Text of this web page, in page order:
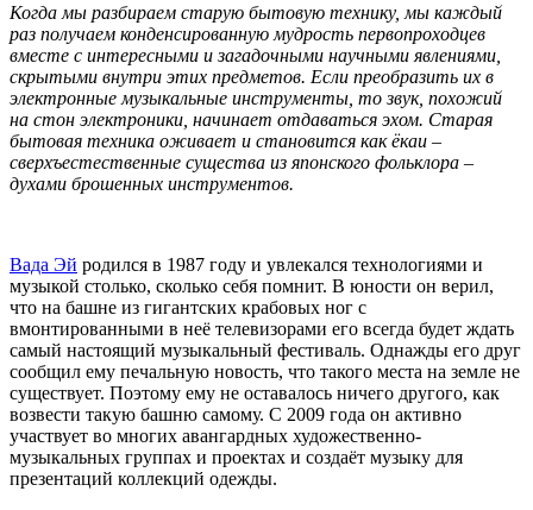
Когда мы разбираем старую бытовую технику, мы каждый
раз получаем конденсированную мудрость первопроходцев
вместе с интересными и загадочными научными явлениями,
скрытыми внутри этих предметов. Если преобразить их в
электронные музыкальные инструменты, то звук, похожий
на стон электроники, начинает отдаваться эхом. Старая
бытовая техника оживает и становится как ёкаи –
сверхъестественные существа из японского фольклора –
духами брошенных инструментов.
Вада Эй родился в 1987 году и увлекался технологиями и
музыкой столько, сколько себя помнит. В юности он верил,
что на башне из гигантских крабовых ног с
вмонтированными в неё телевизорами его всегда будет ждать
самый настоящий музыкальный фестиваль. Однажды его друг
сообщил ему печальную новость, что такого места на земле не
существует. Поэтому ему не оставалось ничего другого, как
возвести такую башню самому. С 2009 года он активно
участвует во многих авангардных художественно-
музыкальных группах и проектах и создаёт музыку для
презентаций коллекций одежды.